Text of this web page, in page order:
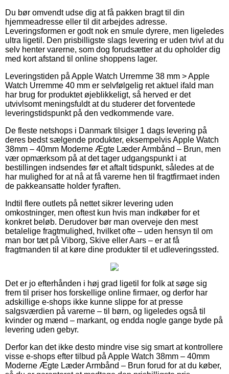
Du bør omvendt udse dig at få pakken bragt til din
hjemmeadresse eller til dit arbejdes adresse.
Leveringsformen er godt nok en smule dyrere, men ligeledes
ultra ligetil. Den prisbilligste slags levering er uden tvivl at du
selv henter varerne, som dog forudsætter at du opholder dig
med kort afstand til online shoppens lager.
Leveringstiden på Apple Watch Urremme 38 mm > Apple
Watch Urremme 40 mm er selvfølgelig ret aktuel ifald man
har brug for produktet øjeblikkeligt, så herved er det
utvivlsomt meningsfuldt at du studerer det forventede
leveringstidspunkt på den vedkommende vare.
De fleste netshops i Danmark tilsiger 1 dags levering på
deres bedst sælgende produkter, eksempelvis Apple Watch
38mm – 40mm Moderne Ægte Læder Armbånd – Brun, men
vær opmærksom på at det tager udgangspunkt i at
bestillingen indsendes før et aftalt tidspunkt, således at de
har mulighed for at nå at få varerne hen til fragtfirmaet inden
de pakkeansatte holder fyraften.
Indtil flere outlets på nettet sikrer levering uden
omkostninger, men oftest kun hvis man indkøber for et
konkret beløb. Derudover bør man overveje den mest
betalelige fragtmulighed, hvilket ofte – uden hensyn til om
man bor tæt på Viborg, Skive eller Aars – er at få
fragtmanden til at køre dine produkter til et udleveringssted.
Det er jo efterhånden i høj grad ligetil for folk at søge sig
frem til priser hos forskellige online firmaer, og derfor har
adskillige e-shops ikke kunne slippe for at presse
salgsværdien på varerne – til børn, og ligeledes også til
kvinder og mænd – markant, og endda nogle gange byde på
levering uden gebyr.
Derfor kan det ikke desto mindre vise sig smart at kontrollere
visse e-shops efter tilbud på Apple Watch 38mm – 40mm
Moderne Ægte Læder Armbånd – Brun forud for at du køber,